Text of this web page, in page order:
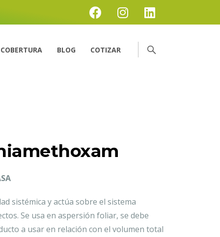
COBERTURA BLOG COTIZAR
sistémica y actúa sobre el sistema
Se usa en aspersión foliar, se debe
a usar en relación con el volumen total